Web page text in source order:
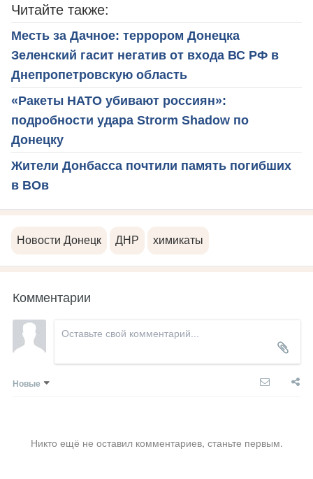
Читайте также:
Месть за Дачное: террором Донецка
Зеленский гасит негатив от входа ВС РФ в
Днепропетровскую область
«Ракеты НАТО убивают россиян»:
подробности удара Strorm Shadow по
Донецку
Жители Донбасса почтили память погибших
в ВОв
Новости Донецк ДНР химикаты
Комментарии
Новые
Никто ещё не оставил комментариев, станьте первым.